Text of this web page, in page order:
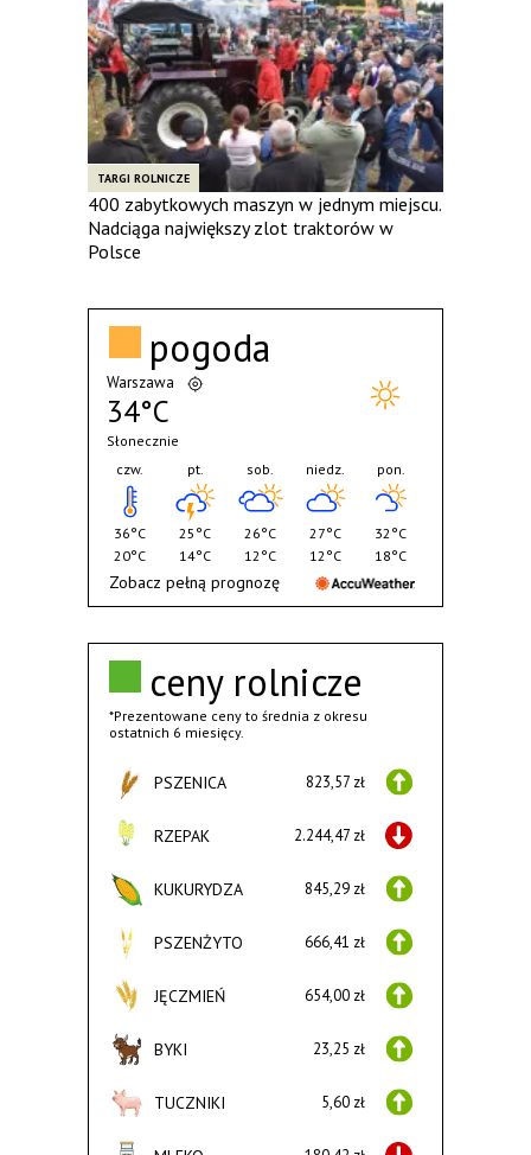
TARGI ROLNICZE
400 zabytkowych maszyn w jednym miejscu.
Nadciąga największy zlot traktorów w
Polsce
ceny rolnicze
*Prezentowane ceny to średnia z okresu
ostatnich 6 miesięcy.
PSZENICA 823,57 zł
RZEPAK 2.244,47 zł
KUKURYDZA 845,29 zł
PSZENŻYTO 666,41 zł
JĘCZMIEŃ 654,00 zł
BYKI 23,25 zł
TUCZNIKI 5,60 zł
pogoda
Warszawa
34°C
Słonecznie
czw.
36°C
20°C
pt.
25°C
14°C
sob.
26°C
12°C
niedz.
27°C
12°C
pon.
32°C
18°C
Zobacz pełną prognozę